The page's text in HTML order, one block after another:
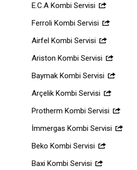
E.C.A Kombi Servisi
Ferroli Kombi Servisi
Airfel Kombi Servisi
Ariston Kombi Servisi
Baymak Kombi Servisi
Arçelik Kombi Servisi
Protherm Kombi Servisi
İmmergas Kombi Servisi
Beko Kombi Servisi
Baxi Kombi Servisi